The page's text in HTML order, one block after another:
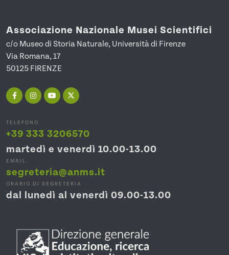
Associazione Nazionale Musei Scientifici
c/o Museo di Storia Naturale, Università di Firenze
Via Romana, 17
50125 FIRENZE
TELEFONO
+39 333 3206570
martedì e venerdì 10.00-13.00
EMAIL
segreteria@anms.it
ORARIO DI SEGRETERIA
dal lunedì al venerdì 09.00-13.00